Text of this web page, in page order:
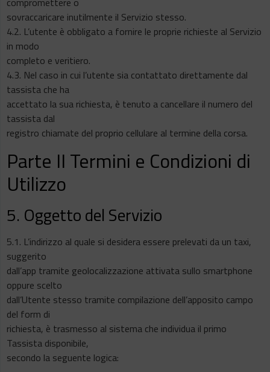
sovraccaricare inutilmente il Servizio stesso.
4.2. L’utente è obbligato a fornire le proprie richieste al Servizio
in modo
completo e veritiero.
4.3. Nel caso in cui l’utente sia contattato direttamente dal
tassista che ha
accettato la sua richiesta, è tenuto a cancellare il numero del
tassista dal
registro chiamate del proprio cellulare al termine della corsa.
Parte II Termini e Condizioni di
Utilizzo
5. Oggetto del Servizio
5.1. L’indirizzo al quale si desidera essere prelevati da un taxi,
suggerito
dall’app tramite geolocalizzazione attivata sullo smartphone
oppure scelto
dall’Utente stesso tramite compilazione dell’apposito campo
del form di
richiesta, è trasmesso al sistema che individua il primo
Tassista disponibile,
secondo la seguente logica: